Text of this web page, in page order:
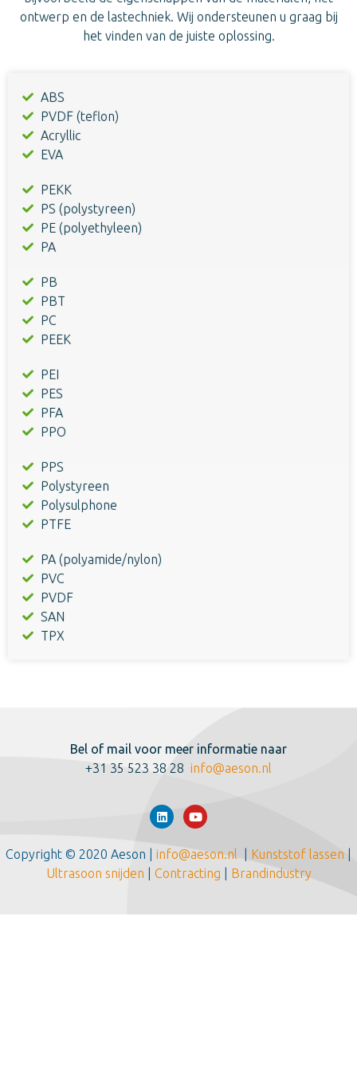
ontwerp en de lastechniek. Wij ondersteunen u graag bij
het vinden van de juiste oplossing.
ABS
PVDF (teflon)
Acryllic
EVA
PEKK
PS (polystyreen)
PE (polyethyleen)
PA
PB
PBT
PC
PEEK
PEI
PES
PFA
PPO
PPS
Polystyreen
Polysulphone
PTFE
PA (polyamide/nylon)
PVC
PVDF
SAN
TPX
Bel of mail voor meer informatie naar
+31 35 523 38 28 info@aeson.nl
Copyright © 2020 Aeson | info@aeson.nl Kunststof lassen
Ultrasoon snijden
Contracting Brandindustry